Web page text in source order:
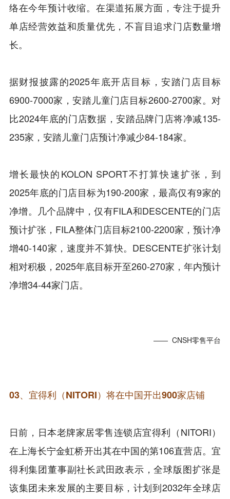
络在今年预计收缩。在渠道拓展方面，专注于提升
单店经营效益和质量优先，不盲目追求门店数量增
长。
据财报披露的2025年底开店目标，安踏门店目标
6900-7000家，安踏儿童门店目标2600-2700家。对
比2024年底的门店数据，安踏品牌门店将净减135-
235家，安踏儿童门店预计净减少84-184家。
增长最快的KOLON SPORT不打算快速扩张，到
2025年底的门店目标为190-200家，最高仅有9家的
净增。几个品牌中，仅有FILA和DESCENTE的门店
预计扩张，FILA整体门店目标2100-2200家，预计净
增40-140家，速度并不算快。DESCENTE扩张计划
相对积极，2025年底目标开至260-270家，年内预计
净增34-44家门店。
—— CNSH零售平台
03、 宜得利（NITORI）将在中国开出900家店铺
日前，日本老牌家居零售连锁店宜得利（NITORI）
在上海长宁金虹桥开出其在中国的第106直营店。宜
得利集团董事副社长武田政表示，全球版图扩张是
该集团未来发展的主要目标，计划到2032年全球店